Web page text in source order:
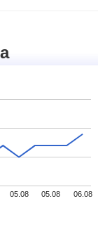
05.08 05.08 06.08